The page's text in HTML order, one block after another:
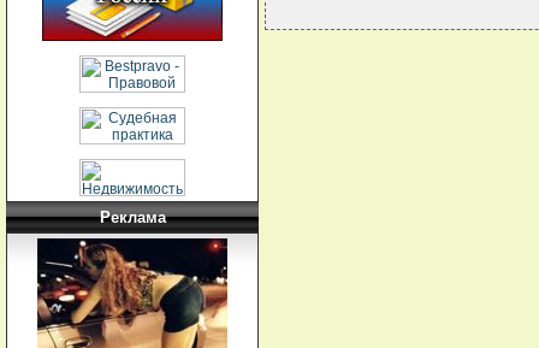
Реклама